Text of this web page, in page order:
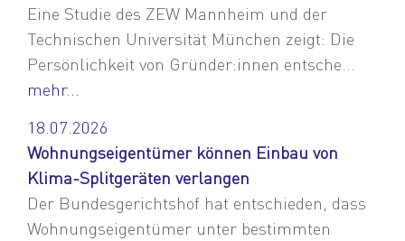
Eine Studie des ZEW Mannheim und der
Technischen Universität München zeigt: Die
Persönlichkeit von Gründer:innen entsche...
mehr...
18.07.2026
Wohnungseigentümer können Einbau von
Klima-Splitgeräten verlangen
Der Bundesgerichtshof hat entschieden, dass
Wohnungseigentümer unter bestimmten